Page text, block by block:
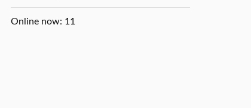
Online now: 11